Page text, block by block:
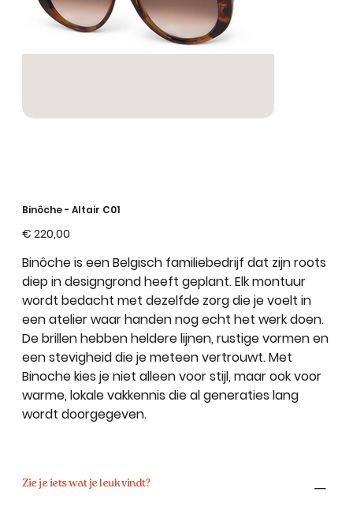
Binôche - Altair C01
Prijs
€ 220,00
Binôcheis eenBelgisch familiebedrijf dat zijn roots
diep in designgrond heeft geplant. Elk montuur
wordt bedacht met dezelfde zorg die je voelt in
een atelier waar handen nog echt het werk doen.
De brillen hebbenheldere lijnen, rustige vormenen
eenstevigheiddie je meteen vertrouwt. Met
Binoche kies je niet alleen voorstijl, maar ook voor
warme, lokale vakkennis die al generaties lang
wordt doorgegeven.
Zie je iets wat je leuk vindt?